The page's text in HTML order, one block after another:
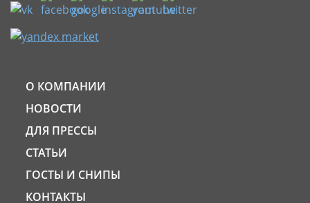
О КОМПАНИИ
НОВОСТИ
ДЛЯ ПРЕССЫ
СТАТЬИ
ГОСТЫ И СНИПЫ
КОНТАКТЫ